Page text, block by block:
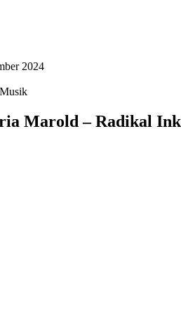
2024
Musik
Marold – Radikal